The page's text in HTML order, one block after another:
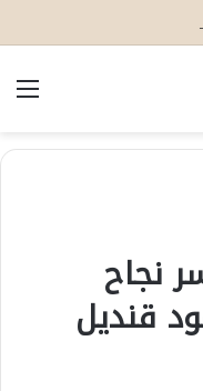
نجاح
قنديل